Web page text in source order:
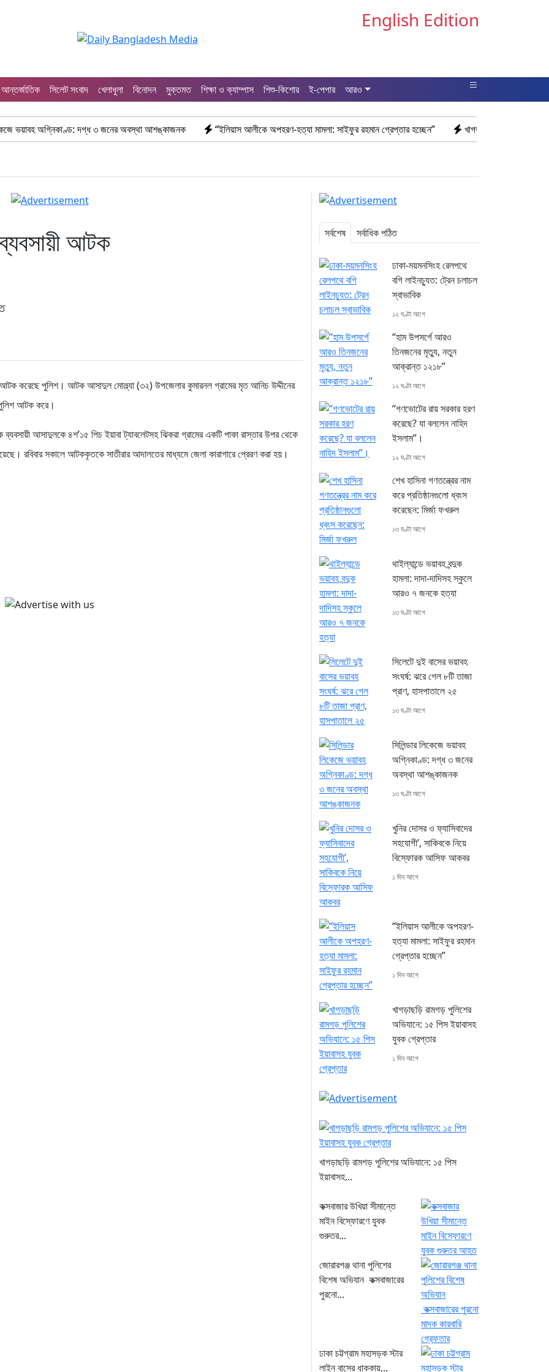
English Edition
আন্তর্জাতিক সিলেট সংবাদ খেলাধুলা বিনোদন মুক্তমত শিক্ষা ও ক্যাম্পাস শিশু-কিশোর ই-পেপার আরও
দগ্ধ ৩ জনের অবস্থা আশঙ্কাজনক “ইলিয়াস আলীকে অপহরণ-হত্যা মামলা: সাইফুর রহমান গ্রেপ্তার হচ্ছেন” খাগড়াছড়ি রামগড় পুলিশের অভিযানে: ১৫
আটক
আটক করেছে পুলিশ। আটক আসাদুল মোল্ল্যা (৩২) উপজেলার কুমারনল গ্রামের মৃত আনিচ উদ্দীনের
পুলিশ আটক করে।
আসাদুলকে ৪শ’১৫ পিচ ইয়াবা ট্যাবলেটসহ ঝিকরা গ্রামের একটি পাকা রাস্তার উপর থেকে
রবিবার সকালে আটককৃতকে সাতীরার আদালতের মাধ্যমে জেলা কারাগারে প্রেরণ করা হয়।
সর্বশেষ সর্বাধিক পঠিত
ঢাকা-ময়মনসিংহ রেলপথে
বগি লাইনচ্যুত: ট্রেন চলাচল
স্বাভাবিক
১২ ঘণ্টা আগে
“হাম উপসর্গে আরও
তিনজনের মৃত্যু, নতুন
আক্রান্ত ১২১৮”
১২ ঘণ্টা আগে
“গণভোটের রায় সরকার হরণ
করেছে? যা বললেন নাহিদ
ইসলাম”।
১২ ঘণ্টা আগে
শেখ হাসিনা গণতন্ত্রের নাম
করে প্রতিষ্ঠানগুলো ধ্বংস
করেছেন: মির্জা ফখরুল
১৩ ঘণ্টা আগে
থাইল্যান্ডে ভয়াবহ বন্দুক
হামলা: দাদা-দাদিসহ স্কুলে
আরও ৭ জনকে হত্যা
১৩ ঘণ্টা আগে
সিলেটে দুই বাসের ভয়াবহ
সংঘর্ষ: ঝরে গেল ৮টি তাজা
প্রাণ, হাসপাতালে ২৫
১৩ ঘণ্টা আগে
সিলিন্ডার লিকেজে ভয়াবহ
অগ্নিকাণ্ড: দগ্ধ ৩ জনের
অবস্থা আশঙ্কাজনক
১৩ ঘণ্টা আগে
খুনির দোসর ও ফ্যাসিবাদের
সহযোগী’, সাকিবকে নিয়ে
বিস্ফোরক আসিফ আকবর
১ দিন আগে
“ইলিয়াস আলীকে অপহরণ-
হত্যা মামলা: সাইফুর রহমান
গ্রেপ্তার হচ্ছেন”
১ দিন আগে
খাগড়াছড়ি রামগড় পুলিশের
অভিযানে: ১৫ পিস ইয়াবাসহ
যুবক গ্রেপ্তার
১ দিন আগে
খাগড়াছড়ি রামগড় পুলিশের অভিযানে: ১৫ পিস
ইয়াবাসহ...
কক্সবাজার উখিয়া সীমান্তে
মাইন বিস্ফোরণে যুবক
গুরুতর...
জোরারগঞ্জ থানা পুলিশের
বিশেষ অভিযান কক্সবাজারের
পুরনো...
ঢাকা চট্টগ্রাম মহাসড়ক স্টার
লাইন বাসের ধাক্কায়...